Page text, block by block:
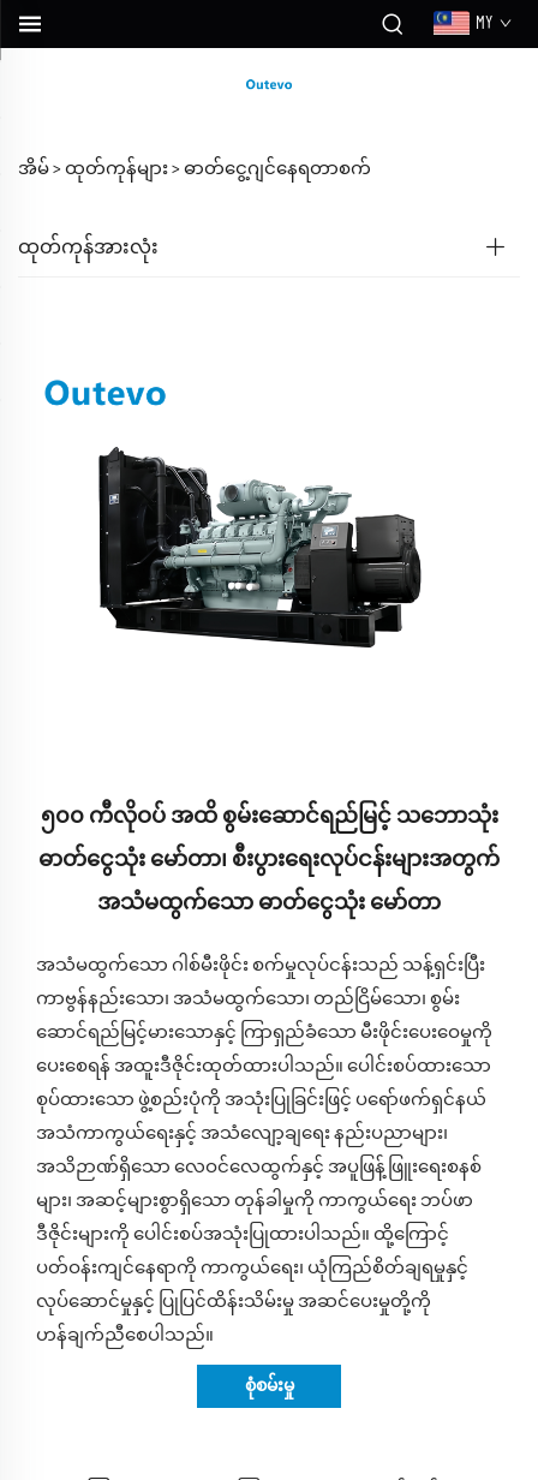
MY
အိမ် > ထုတ်ကုန်များ > ဓာတ်ငွေ့ဂျင်နေရတာစက်
ထုတ်ကုန်အားလုံး
၅၀၀ ကီလိုဝပ် အထိ စွမ်းဆောင်ရည်မြင့် သဘောသုံး
ဓာတ်ငွေသုံး မော်တာ၊ စီးပွားရေးလုပ်ငန်းများအတွက်
အသံမထွက်သော ဓာတ်ငွေသုံး မော်တာ
အသံမထွက်သော ဂါစ်မီးဖိုင်း စက်မှုလုပ်ငန်းသည် သန့်ရှင်းပြီး
ကာဗွန်နည်းသော၊ အသံမထွက်သော၊ တည်ငြိမ်သော၊ စွမ်း
ဆောင်ရည်မြင့်မားသောနှင့် ကြာရှည်ခံသော မီးဖိုင်းပေးဝေမှုကို
ပေးစေရန် အထူးဒီဇိုင်းထုတ်ထားပါသည်။ ပေါင်းစပ်ထားသော
စုပ်ထားသော ဖွဲ့စည်းပုံကို အသုံးပြုခြင်းဖြင့် ပရော်ဖက်ရှင်နယ်
အသံကာကွယ်ရေးနှင့် အသံလျော့ချရေး နည်းပညာများ၊
အသိဉာဏ်ရှိသော လေဝင်လေထွက်နှင့် အပူဖြန့်ဖြူးရေးစနစ်
များ၊ အဆင့်များစွာရှိသော တုန်ခါမှုကို ကာကွယ်ရေး ဘပ်ဖာ
ဒီဇိုင်းများကို ပေါင်းစပ်အသုံးပြုထားပါသည်။ ထို့ကြောင့်
ပတ်ဝန်းကျင်နေရာကို ကာကွယ်ရေး၊ ယုံကြည်စိတ်ချရမှုနှင့်
လုပ်ဆောင်မှုနှင့် ပြုပြင်ထိန်းသိမ်းမှု အဆင်ပေးမှုတို့ကို
ဟန်ချက်ညီစေပါသည်။
စုံစမ်းမှု